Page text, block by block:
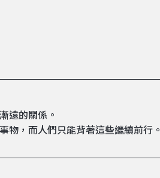
遠的關係。
物，而人們只能背著這些繼續前行。